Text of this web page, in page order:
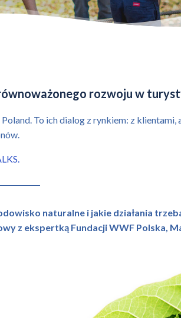
rozwoju w
To ich dialog z rynkiem: z klientami,
naturalne i jakie działania
z ekspertką Fundacji WWF Polska,